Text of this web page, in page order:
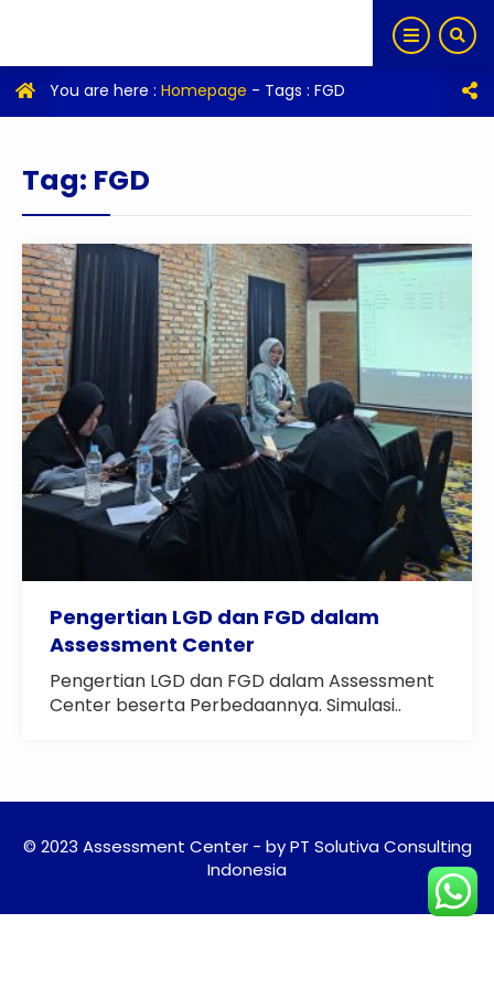
You are here : Homepage - Tags : FGD
Tag: FGD
Pengertian LGD dan FGD dalam
Assessment Center
Pengertian LGD dan FGD dalam Assessment
Center beserta Perbedaannya. Simulasi..
© 2023 Assessment Center - by PT Solutiva Consulting
Indonesia